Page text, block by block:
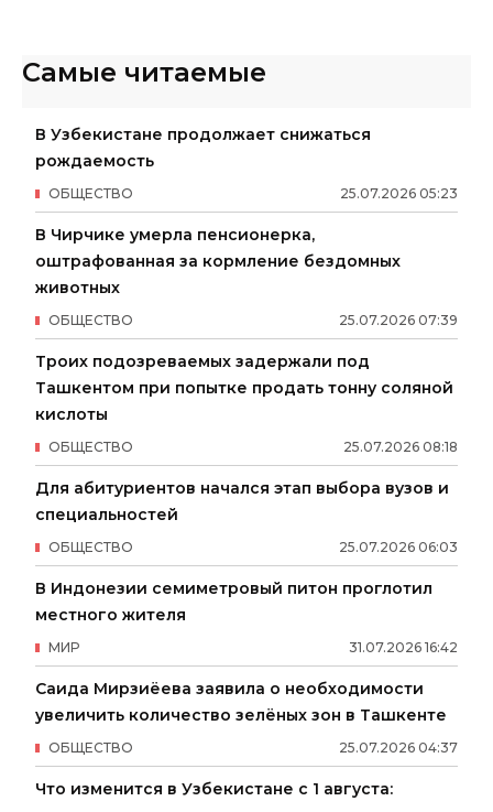
Самые читаемые
В Узбекистане продолжает снижаться
рождаемость
25.07.2026 05:23
ОБЩЕСТВО
В Чирчике умерла пенсионерка,
оштрафованная за кормление бездомных
животных
25.07.2026 07:39
ОБЩЕСТВО
Троих подозреваемых задержали под
Ташкентом при попытке продать тонну соляной
кислоты
25.07.2026 08:18
ОБЩЕСТВО
Для абитуриентов начался этап выбора вузов и
специальностей
25.07.2026 06:03
ОБЩЕСТВО
В Индонезии семиметровый питон проглотил
местного жителя
31.07.2026 16:42
МИР
Саида Мирзиёева заявила о необходимости
увеличить количество зелёных зон в Ташкенте
25.07.2026 04:37
ОБЩЕСТВО
Что изменится в Узбекистане с 1 августа: